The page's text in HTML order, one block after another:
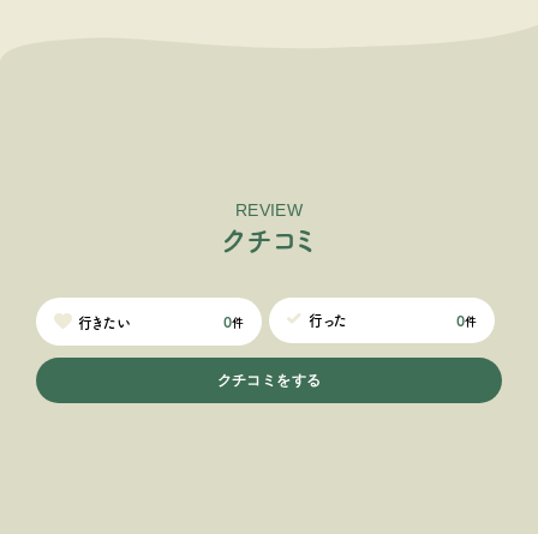
REVIEW
ク チ コ ミ
行きたい 0件 行った 0件
クチコミをする